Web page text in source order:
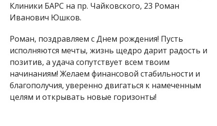
Клиники БАРС на пр. Чайковского, 23 Роман
Иванович Юшков.
Роман, поздравляем с Днем рождения! Пусть
исполняются мечты, жизнь щедро дарит радость и
позитив, а удача сопутствует всем твоим
начинаниям! Желаем финансовой стабильности и
благополучия, уверенно двигаться к намеченным
целям и открывать новые горизонты!